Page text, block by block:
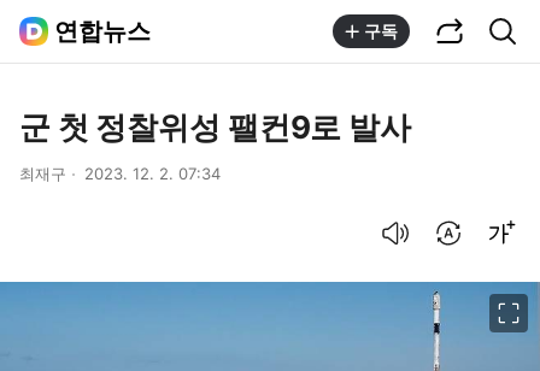
연합뉴스 구독
군 첫 정찰위성 팰컨9로 발사
최재구 2023. 12. 2. 07:34